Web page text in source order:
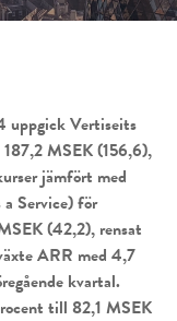
uppgick Vertiseits
MSEK (156,6),
jämfört med
Service) för
(42,2), rensat
ARR med 4,7
kvartal.
till 82,1 MSEK